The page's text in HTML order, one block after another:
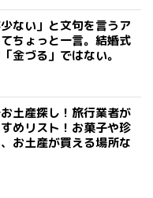
少ない」と文句を言うア
ちょっと一言。結婚式
金づる」ではない。
土産探し！旅行業者が
めリスト！お菓子や珍
お土産が買える場所な